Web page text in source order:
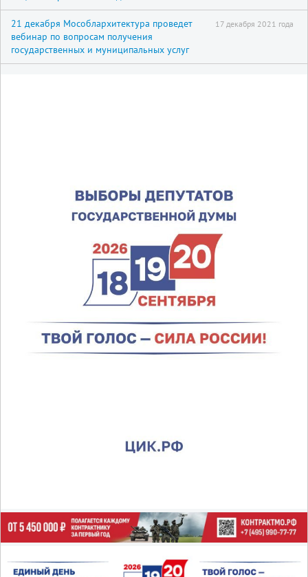
21 декабря Мособлархитектура проведет
вебинар по вопросам получения
государственных и муниципальных услуг
17 декабря 2021 года